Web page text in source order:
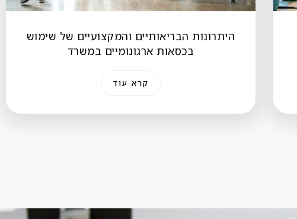
היתרונות הבריאותיים והמקצועיים של שימוש
בכסאות ארגונומיים במשרד
קרא עוד